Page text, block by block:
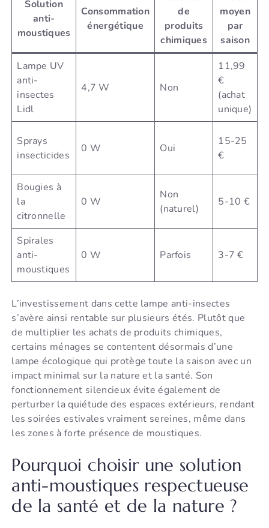
Solution
anti-
moustiques
Consommation
énergétique
de
produits
chimiques
moyen
par
saison
Lampe UV
anti-
insectes
Lidl
4,7 W Non
11,99
€
(achat
unique)
Sprays
insecticides
0 W Oui
15-25
€
Bougies à
la
citronnelle
0 W
Non
(naturel)
5-10 €
Spirales
anti-
moustiques
0 W Parfois 3-7 €
L’investissement dans cette lampe anti-insectes
s’avère ainsi rentable sur plusieurs étés. Plutôt que
de multiplier les achats de produits chimiques,
certains ménages se contentent désormais d’une
lampe écologique qui protège toute la saison avec un
impact minimal sur la nature et la santé. Son
fonctionnement silencieux évite également de
perturber la quiétude des espaces extérieurs, rendant
les soirées estivales vraiment sereines, même dans
les zones à forte présence de moustiques.
Pourquoi choisir une solution
anti-moustiques respectueuse
de la santé et de la nature ?